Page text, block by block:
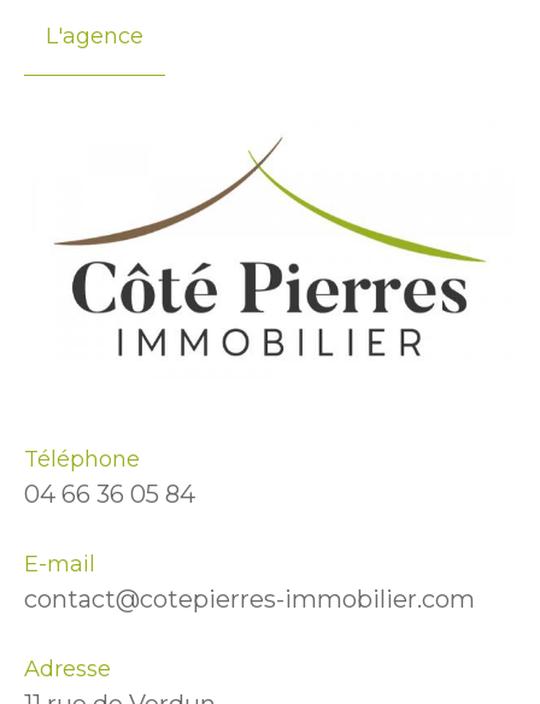
L'agence
Téléphone
04 66 36 05 84
E-mail
contact@cotepierres-immobilier.com
Adresse